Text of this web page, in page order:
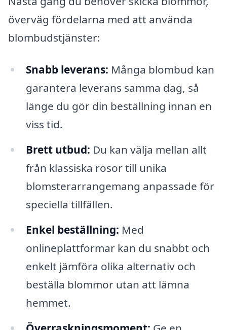
överväg fördelarna med att använda
blombudstjänster:
Snabb leverans: Många blombud kan
garantera leverans samma dag, så
länge du gör din beställning innan en
viss tid.
Brett utbud: Du kan välja mellan allt
från klassiska rosor till unika
blomsterarrangemang anpassade för
speciella tillfällen.
Enkel beställning: Med
onlineplattformar kan du snabbt och
enkelt jämföra olika alternativ och
beställa blommor utan att lämna
hemmet.